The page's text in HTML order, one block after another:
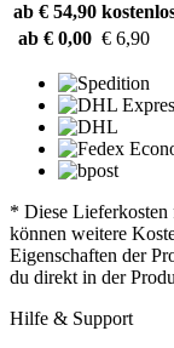
ab € 54,90
ab € 0,00 € 6,90
* Diese Lieferkosten
können weitere
Eigenschaften der
du direkt in der
Hilfe & Support